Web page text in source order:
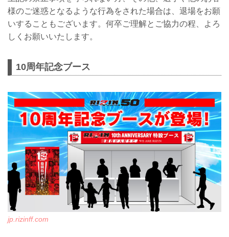
様のご迷惑となるような行為をされた場合は、退場をお願
いすることもございます。何卒ご理解とご協力の程、よろ
しくお願いいたします。
10周年記念ブース
jp.rizinff.com